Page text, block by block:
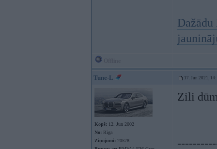
Tune-L 17. Jun 2021,
Kopš: 12. Jun 2002
No: Rīga
Ziņojumi: 20578
Zili